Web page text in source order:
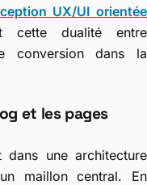
UX/UI orientée
cette dualité entre
conversion dans la
et les pages
une architecture
maillon central. En